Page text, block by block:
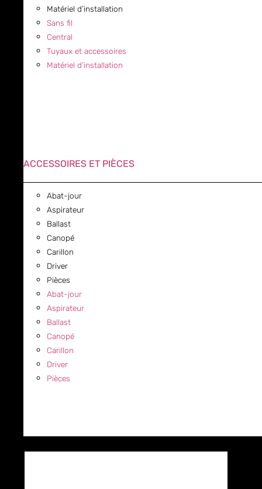
Matériel d’installation
Sans fil
Central
Tuyaux et accessoires
Matériel d’installation
ACCESSOIRES ET PIÈCES
Abat-jour
Aspirateur
Ballast
Canopé
Carillon
Driver
Pièces
Abat-jour
Aspirateur
Ballast
Canopé
Carillon
Driver
Pièces